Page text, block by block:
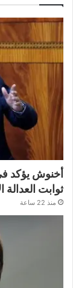
ثوابت العدالة
منذ 22 ساعة